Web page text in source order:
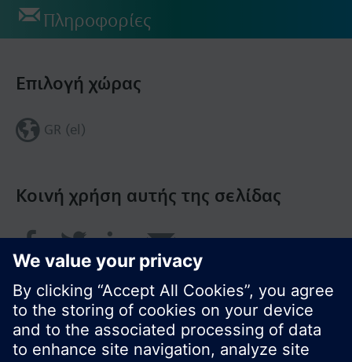
Πληροφορίες
Κοινή χρήση αυτής της σελίδας
Επιλογή χώρας
GR (el)